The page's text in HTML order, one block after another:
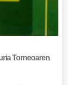
Torneoaren